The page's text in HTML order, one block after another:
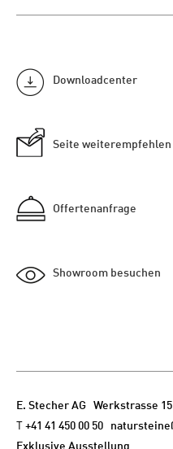
Downloadcenter
Seite weiterempfehlen
Offertenanfrage
Showroom besuchen
E. Stecher AG Werkstrasse
+41 41 450 00 50
Exklusive Ausstellung